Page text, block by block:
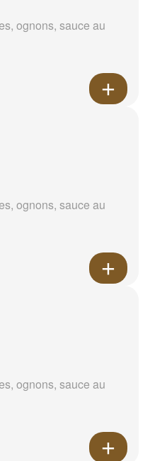
ognons, sauce au
ognons, sauce au
ognons, sauce au